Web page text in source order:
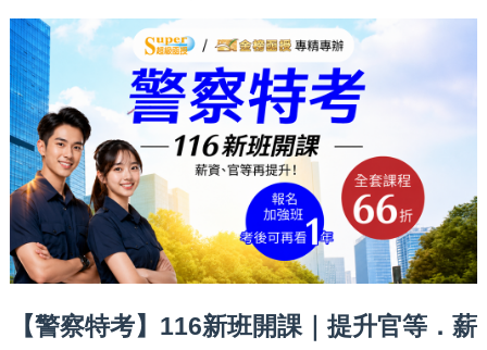
【警察特考】116新班開課｜提升官等．薪